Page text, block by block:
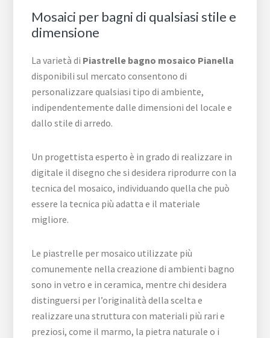
Mosaici per bagni di qualsiasi stile e
dimensione
La varietà di Piastrelle bagno mosaico Pianella
disponibili sul mercato consentono di
personalizzare qualsiasi tipo di ambiente,
indipendentemente dalle dimensioni del locale e
dallo stile di arredo.
Un progettista esperto è in grado di realizzare in
digitale il disegno che si desidera riprodurre con la
tecnica del mosaico, individuando quella che può
essere la tecnica più adatta e il materiale
migliore.
Le piastrelle per mosaico utilizzate più
comunemente nella creazione di ambienti bagno
sono in vetro e in ceramica, mentre chi desidera
distinguersi per l’originalità della scelta e
realizzare una struttura con materiali più rari e
preziosi, come il marmo, la pietra naturale o i